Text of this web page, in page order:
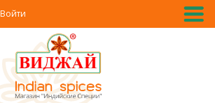
Войти